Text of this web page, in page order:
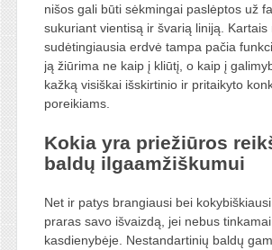
nišos gali būti sėkmingai paslėptos už
sukuriant vientisą ir švarią liniją. Kartais
sudėtingiausia erdvė tampa pačia
ją žiūrima ne kaip į kliūtį, o kaip į
kažką visiškai išskirtinio ir pritaikyto
poreikiams.
Kokia yra priežiūros
baldų ilgaamžiškumui
Net ir patys brangiausi bei
praras savo išvaizdą, jei nebus
kasdienybėje. Nestandartinių baldų